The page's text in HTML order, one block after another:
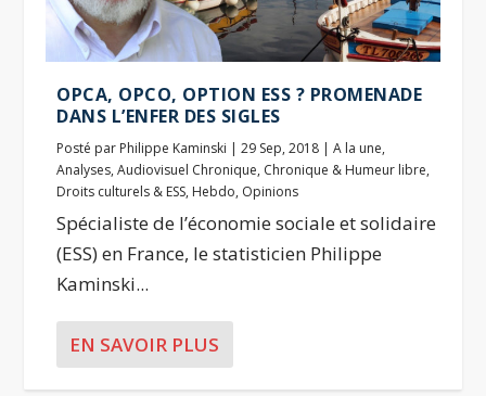
OPCA, OPCO, OPTION ESS ? PROMENADE
DANS L’ENFER DES SIGLES
Posté par Philippe Kaminski |29 Sep, 2018 |A la une,
Analyses,Audiovisuel Chronique, Chronique & Humeur libre,
Droits culturels & ESS, Hebdo, Opinions
Spécialiste de l’économie sociale et solidaire
(ESS) en France, le statisticien Philippe
Kaminski...
EN SAVOIR PLUS